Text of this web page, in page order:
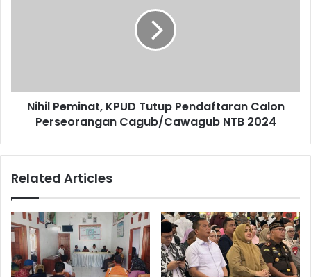
Nihil Peminat, KPUD Tutup Pendaftaran Calon
Perseorangan Cagub/Cawagub NTB 2024
Related Articles